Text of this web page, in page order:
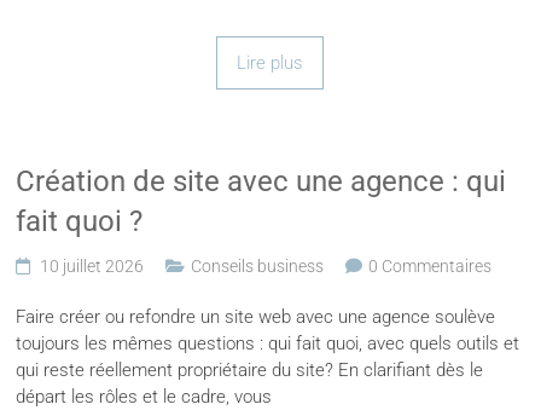
Lire plus
Création de site avec une agence : qui
fait quoi ?
10 juillet 2026 Conseils business 0 Commentaires
Faire créer ou refondre un site web avec une agence soulève
toujours les mêmes questions : qui fait quoi, avec quels outils et
qui reste réellement propriétaire du site? En clarifiant dès le
départ les rôles et le cadre, vous